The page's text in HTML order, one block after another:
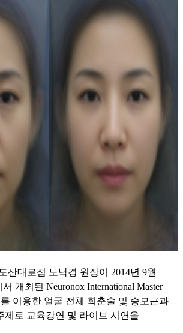
산대로점 노낙경 원장이 2014년 9월
서 개최된Neuronox International Master
이용한 얼굴 전체 회춘술 및 승모근과
제로 교육강연 및 라이브 시연을